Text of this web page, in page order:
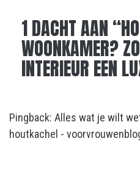
1 DACHT AAN “
WOONKAMER?
INTERIEUR EEN
Pingback: Alles wat je wilt
houtkachel -